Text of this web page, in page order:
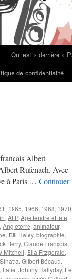
.Qui est « derrière »
de confidentialité
Albert
Rufenach. Avec
à Paris … Continuer
, 1965, 1966, 1968, 1970,
, AFP, Age tendre et tête
, Angleterre, animateur,
, Bill Haley, biographie,
Berry, Claude François,
Mitchell, Ella Fitzgerald,
, Gilbert Bécaud,
, Italie, Johnny Hallyday, Le